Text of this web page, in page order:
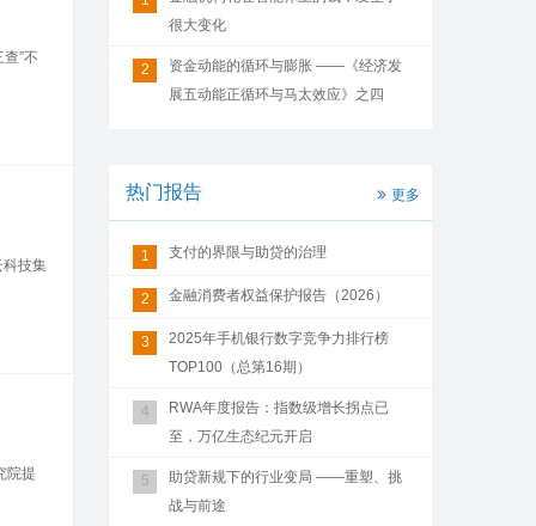
”不
科技集
院提
很大变化
2
资金动能的循环与膨胀 ——《经济发
展五动能正循环与马太效应》之四
热门报告 更多
1 支付的界限与助贷的治理
2 金融消费者权益保护报告（2026）
3
2025年手机银行数字竞争力排行榜
TOP100（总第16期）
4
RWA年度报告：指数级增长拐点已
至，万亿生态纪元开启
5
助贷新规下的行业变局 ——重塑、挑
战与前途